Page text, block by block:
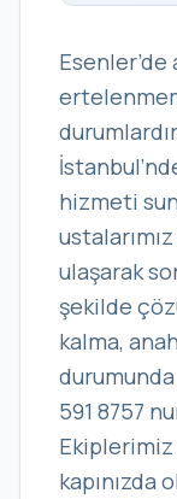
Esenler’de
hizmeti
ulaşarak
şekilde
kalma,
591 8757
kapınızda